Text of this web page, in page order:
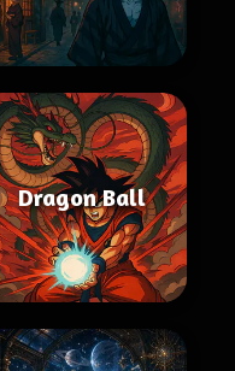
Dragon Ball